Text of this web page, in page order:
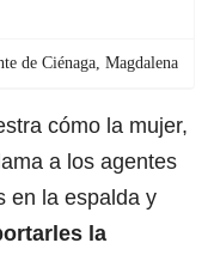
de Ciénaga, Magdalena
cómo la mujer,
a los agentes
en la espalda y
la